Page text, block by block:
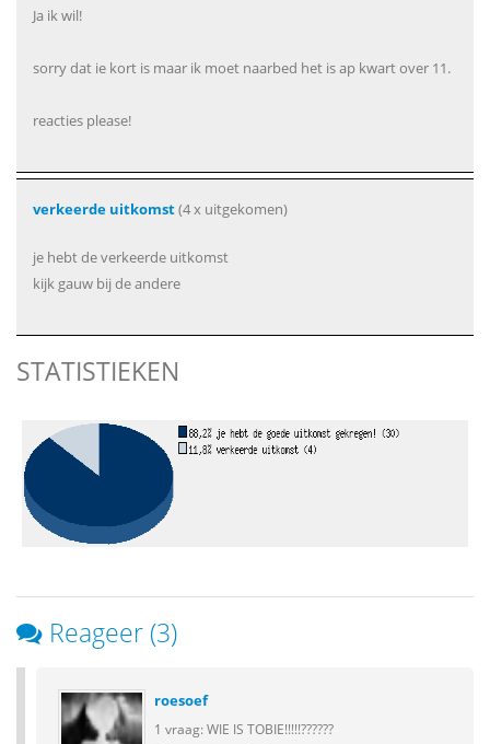
Ja ik wil!
sorry dat ie kort is maar ik moet naarbed het is ap kwart over 11.
reacties please!
verkeerde uitkomst(4 x uitgekomen)
je hebt de verkeerde uitkomst
kijk gauw bij de andere
STATISTIEKEN
Reageer (3)
roesoef
1 vraag: WIE IS TOBIE!!!!!??????